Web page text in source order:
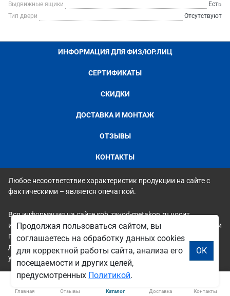
Выдвижные ящики
Есть
Тип двери
Отсутствуют
ИНФОРМАЦИЯ ДЛЯ ФИЗ/ЮР.ЛИЦ
СЕРТИФИКАТЫ
СКИДКИ
ДОСТАВКА И МОНТАЖ
ОТЗЫВЫ
КОНТАКТЫ
Любое несоответствие характеристик продукции на сайте с
фактическими – является опечаткой.
Вся информация на сайте spb.zavod-metakon.ru носит
исключительно ознакомительный и справочный характер и ни
при каких условиях не является публичной офертой. Всю
дополнительную информацию можно узнать по телефонам
указанным на сайте.
Главная Отзывы Каталог Доставка Контакты
Продолжая пользоваться сайтом, вы
соглашаетесь на обработку данных cookies
для корректной работы сайта, анализа его
посещаемости и других целей,
предусмотренных Политикой.
ОК